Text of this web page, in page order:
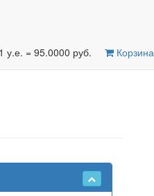
у.е. = 95.0000 руб. Корзина